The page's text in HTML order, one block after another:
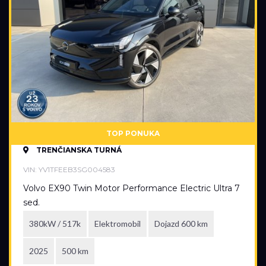
Plugin hybrid
Prevodovka
Automatická
Automatická – bezstupňová
Manuálna
Rok výroby
2023
TOP PONUKA
TRENČIANSKA TURNÁ
VIN: YV1TFEEB3SG004583
Volvo EX90 Twin Motor Performance Electric Ultra 7
sed.
380kW / 517k Elektromobil Dojazd 600 km
2025 500 km